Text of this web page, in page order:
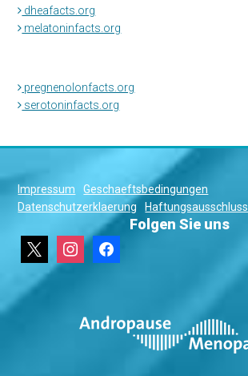
dheafacts.org
melatoninfacts.org
pregnenolonfacts.org
serotoninfacts.org
Impressum
Geschaeftsbedingungen
Datenschutzerklaerung
Haftungsausschluss
Folgen Sie uns
instagramfacebook